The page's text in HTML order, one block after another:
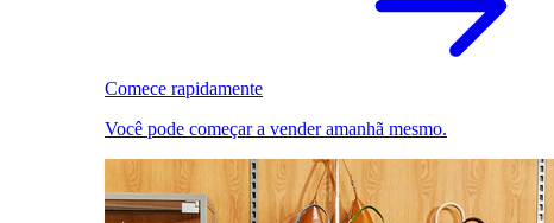
Comece rapidamente
Você pode começar a vender amanhã mesmo.